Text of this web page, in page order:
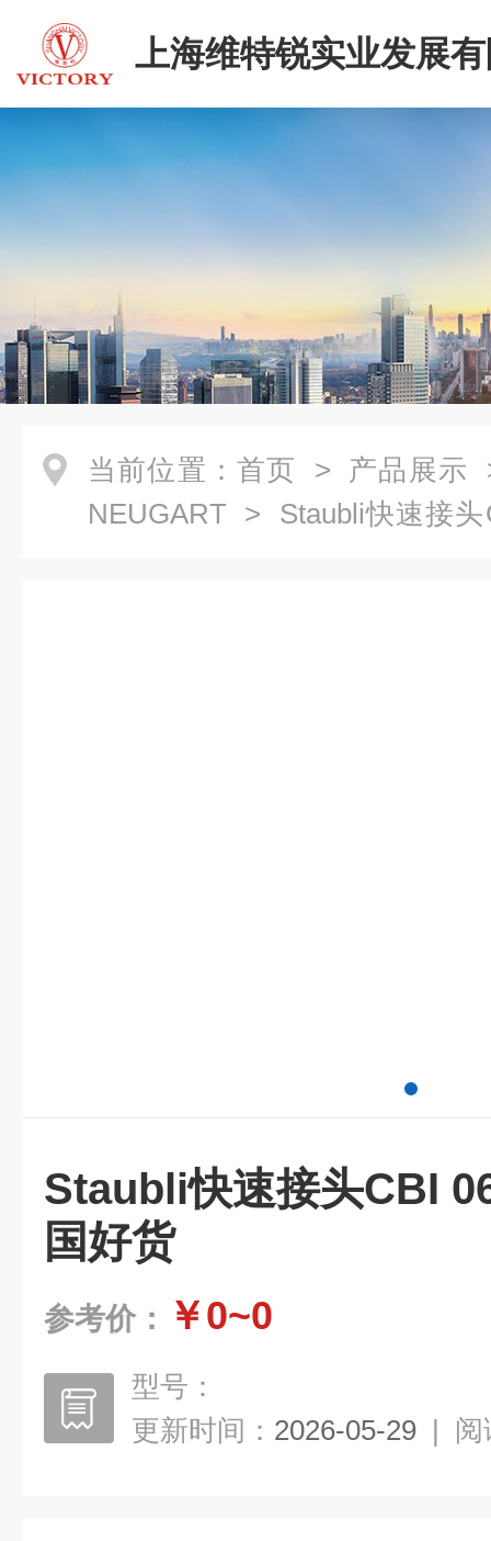
上海维特锐实业发展
当前位置： 首页 > 产品展示
NEUGART > Staubli快速接头
Staubli快速接头CBI
国好货
参考价： ￥0~0
型号：
更新时间： 2026-05-29 | 阅